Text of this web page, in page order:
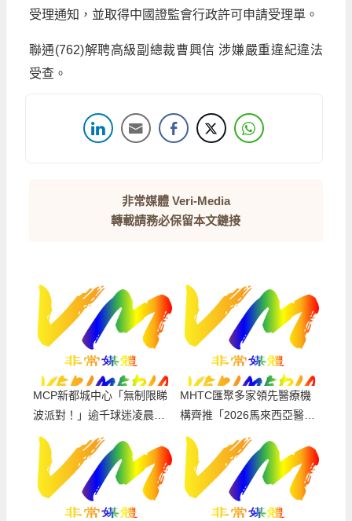
受理通知，並取得中國證監會行政許可申請受理單。
聯通(762)解聘高級副總裁曹興信 涉嫌嚴重違紀違法
受查。
非常媒體 Veri-Media
轉載請務必保留本文鏈接
MCP新都城中心「無制限睇
波派對！」逾千球迷凌晨逼
爆商場見證世界盃王者誕生
MHTC匯聚多家領先醫療機
構齊推「2026馬來西亞醫療
旅遊年」